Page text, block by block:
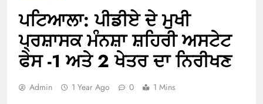
ਪਟਿਆਲਾ: ਪੀਡੀਏ ਦੇ ਮੁਖੀ
ਪ੍ਰਸ਼ਾਸਕ ਮੰਨਸ਼ਾ ਸ਼ਹਿਰੀ ਅਸਟੇਟ
ਫੇਸ -1 ਅਤੇ 2 ਖੇਤਰ ਦਾ ਨਿਰੀਖਣ
Admin 1 Year Ago 0 1 Mins